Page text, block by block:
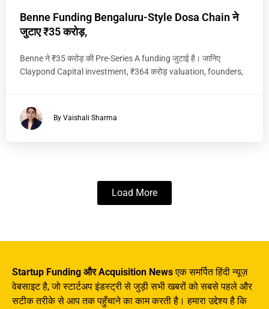
Benne Funding Bengaluru-Style Dosa Chain ने
जुटाए ₹35 करोड़,
Benne ने ₹35 करोड़ की Pre-Series A funding जुटाई है। जानिए
Claypond Capital investment, ₹364 करोड़ valuation, founders,
By Vaishali Sharma
Load More
Startup Funding और Acquisition Newsएक समर्पित हिंदी न्यूज़
वेबसाइट है, जो स्टार्टअप इंडस्ट्री से जुड़ी सभी खबरों को सबसे पहले और
सटीक तरीके से आप तक पहुँचाने का काम करती है। हमारा उद्देश्य है कि